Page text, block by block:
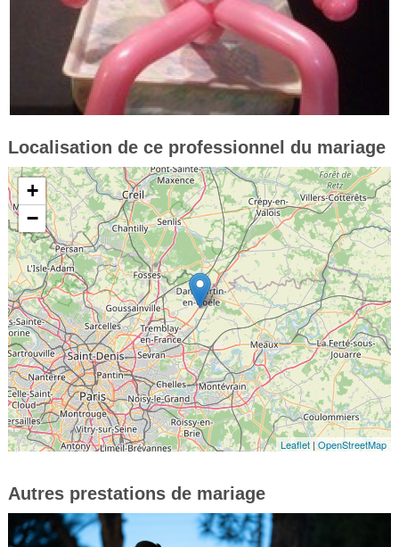
Localisation de ce professionnel du mariage
+
−
Leaflet|OpenStreetMap
Autres prestations de mariage